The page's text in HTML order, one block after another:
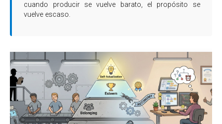
cuando producir se vuelve barato, el propósito se
vuelve escaso.